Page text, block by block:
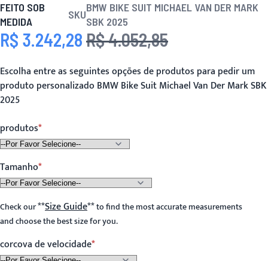
FEITO SOB
MEDIDA
SKU
BMW BIKE SUIT MICHAEL VAN DER MARK
SBK 2025
Preço Especial
R$ 3.242,28 Preço
R$ 4.052,85
Escolha entre as seguintes opções de produtos para pedir um
produto personalizado BMW Bike Suit Michael Van Der Mark SBK
2025
produtos
Tamanho
Check our**Size Guide**to find the most accurate measurements
and choose the best size for you.
corcova de velocidade